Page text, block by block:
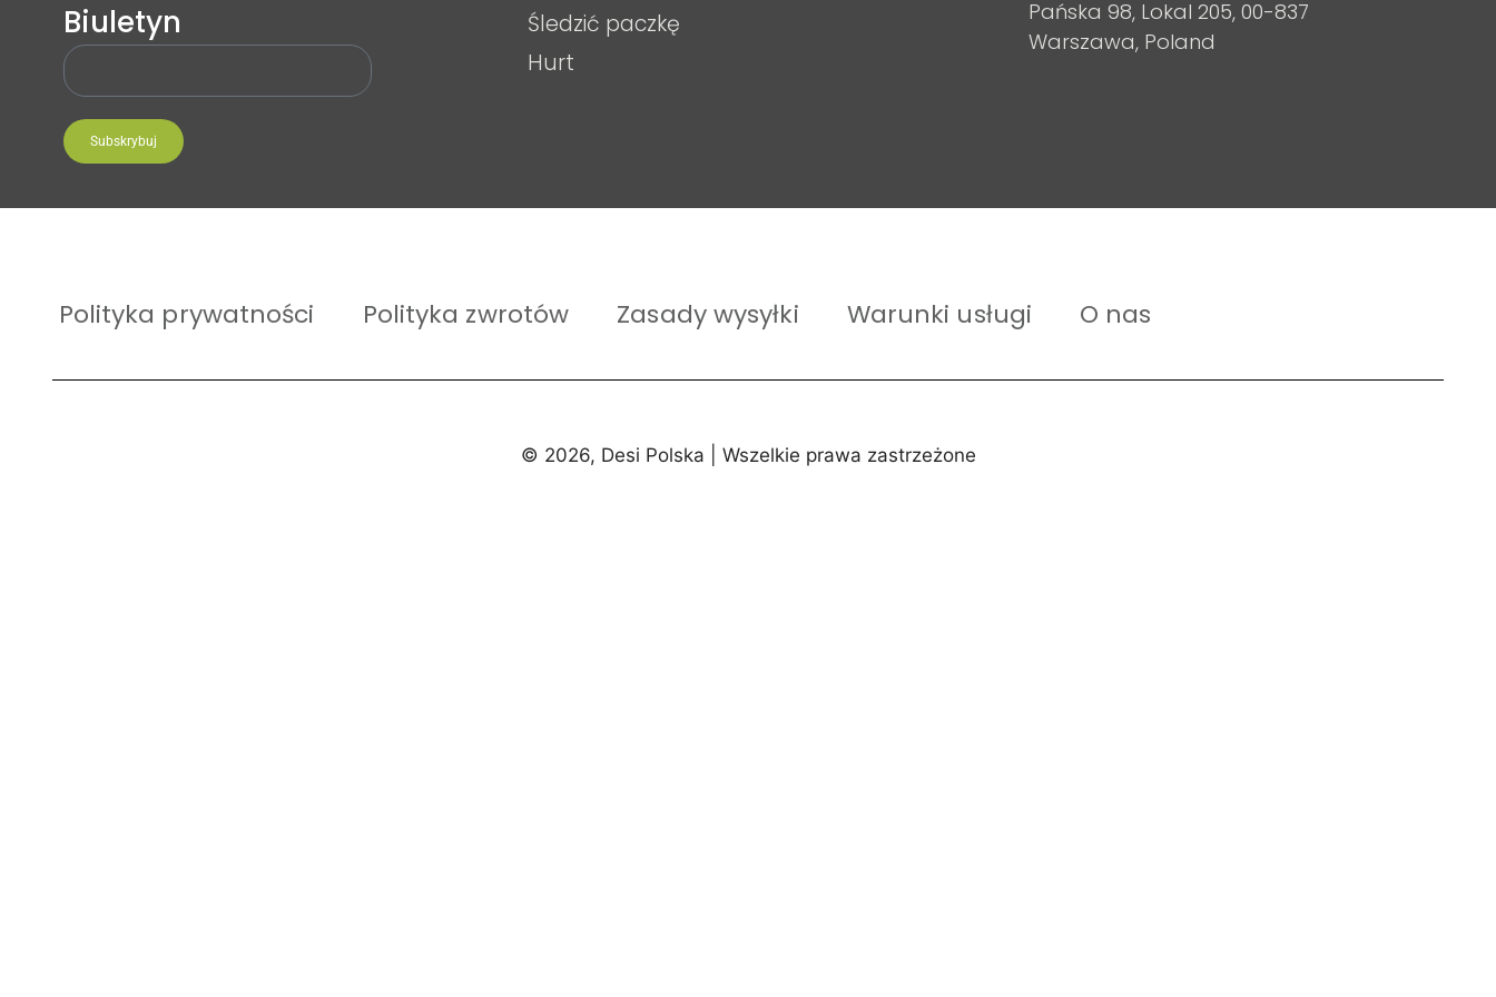
Biuletyn
Subskrybuj
Śledzić paczkę
Hurt
Pańska 98, Lokal 205, 00-837
Warszawa, Poland
Polityka prywatności Polityka zwrotów Zasady wysyłki Warunki usługi O nas
© 2026, Desi Polska | Wszelkie prawa zastrzeżone